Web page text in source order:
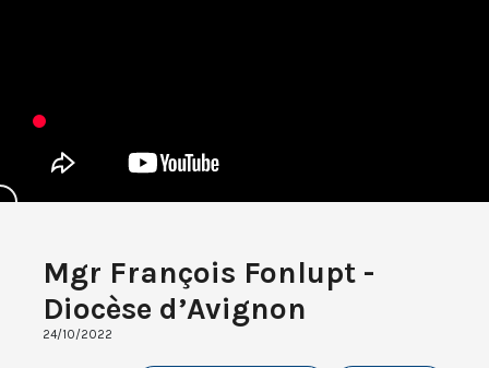
Mgr François Fonlupt -
Diocèse d’Avignon
24/10/2022